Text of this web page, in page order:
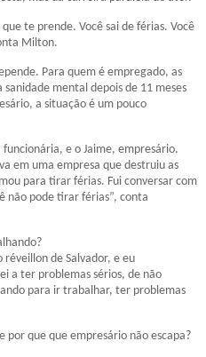
te prende. Você sai de férias. Você
Milton.
Para quem é empregado, as
mental depois de 11 meses
a situação é um pouco
e o Jaime, empresário.
em uma empresa que destruiu as
para tirar férias. Fui conversar com
não pode tirar férias”, conta
de Salvador, e eu
a ter problemas sérios, de não
para ir trabalhar, ter problemas
por que que empresário não escapa?